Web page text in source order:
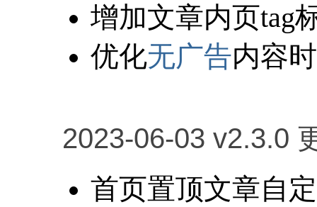
增加文章内页tag
优化无广告内容
2023-06-03 v2.3.0
首页置顶文章自